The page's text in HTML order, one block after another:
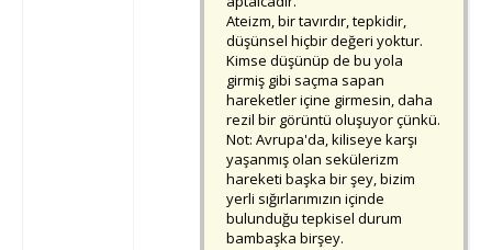
Ateizm, bir tavırdır, tepkidir,
düşünsel hiçbir değeri yoktur.
Kimse düşünüp de bu yola
girmiş gibi saçma sapan
hareketler içine girmesin, daha
rezil bir görüntü oluşuyor çünkü.
Not: Avrupa'da, kiliseye karşı
yaşanmış olan sekülerizm
hareketi başka bir şey, bizim
yerli sığırlarımızın içinde
bulunduğu tepkisel durum
bambaşka birşey.